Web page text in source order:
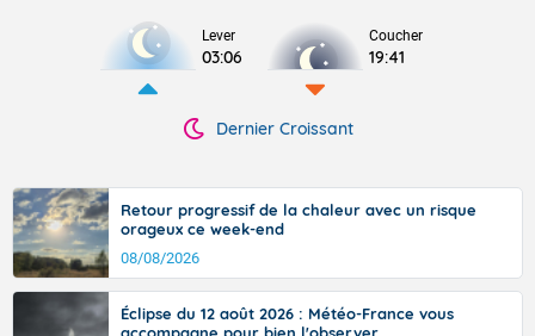
Lever
03:06
Coucher
19:41
Dernier Croissant
Retour progressif de la chaleur avec un risque
orageux ce week-end
08/08/2026
Éclipse du 12 août 2026 : Météo-France vous